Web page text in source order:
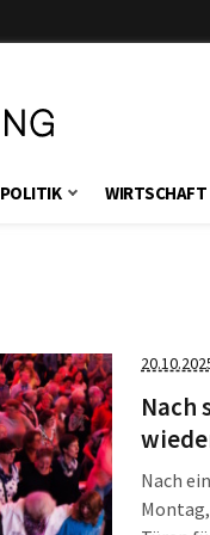
POLITIK WIRTSCHAFT
Nach
Nach